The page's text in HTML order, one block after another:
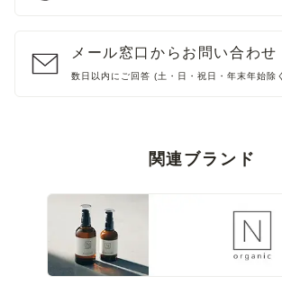
メール窓口からお問い合わせ
数日以内にご回答 (土・日・祝日・年末年始除
関連ブランド